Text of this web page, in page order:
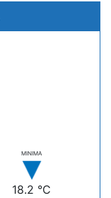
MINIMA
18.2 °C